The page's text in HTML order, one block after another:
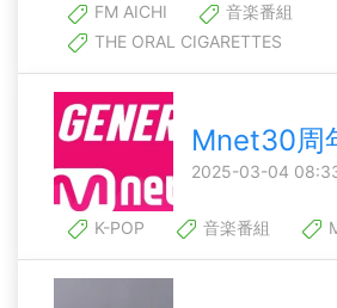
FM AICHI
音楽番組
THE ORAL CIGARETTES
Mnet30周
2025-03-04
K-POP 音楽番組